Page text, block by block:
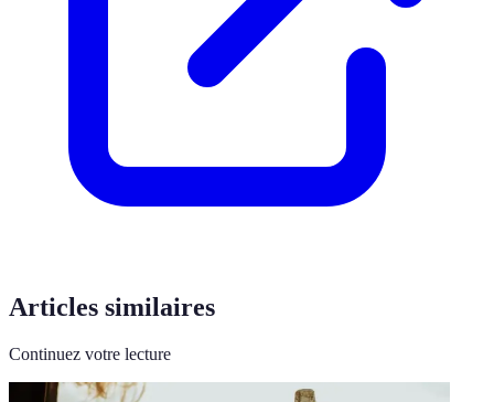
Articles similaires
Continuez votre lecture